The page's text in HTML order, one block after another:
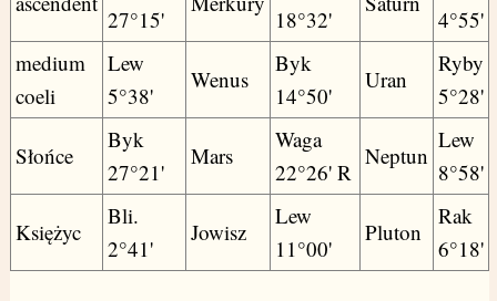
27°15'
18°32'
4°55'
medium
coeli
Lew
5°38'
Wenus
Byk
14°50'
Uran
Ryby
5°28'
Słońce
Byk
27°21'
Mars
Waga
22°26' R
Neptun
Lew
8°58'
Księżyc
Bli.
2°41'
Jowisz
Lew
11°00'
Pluton
Rak
6°18'